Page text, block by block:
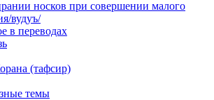
носков при совершении малого
вудуъ/
в переводах
(тафсир)
темы